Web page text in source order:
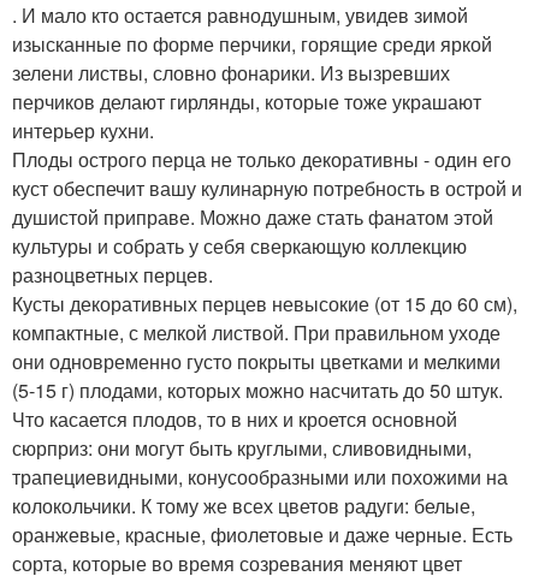
. И мало кто остается равнодушным, увидев зимой
изысканные по форме перчики, горящие среди яркой
зелени листвы, словно фонарики. Из вызревших
перчиков делают гирлянды, которые тоже украшают
интерьер кухни.
Плоды острого перца не только декоративны - один его
куст обеспечит вашу кулинарную потребность в острой и
душистой приправе. Можно даже стать фанатом этой
культуры и собрать у себя сверкающую коллекцию
разноцветных перцев.
Кусты декоративных перцев невысокие (от 15 до 60 см),
компактные, с мелкой листвой. При правильном уходе
они одновременно густо покрыты цветками и мелкими
(5-15 г) плодами, которых можно насчитать до 50 штук.
Что касается плодов, то в них и кроется основной
сюрприз: они могут быть круглыми, сливовидными,
трапециевидными, конусообразными или похожими на
колокольчики. К тому же всех цветов радуги: белые,
оранжевые, красные, фиолетовые и даже черные. Есть
сорта, которые во время созревания меняют цвет